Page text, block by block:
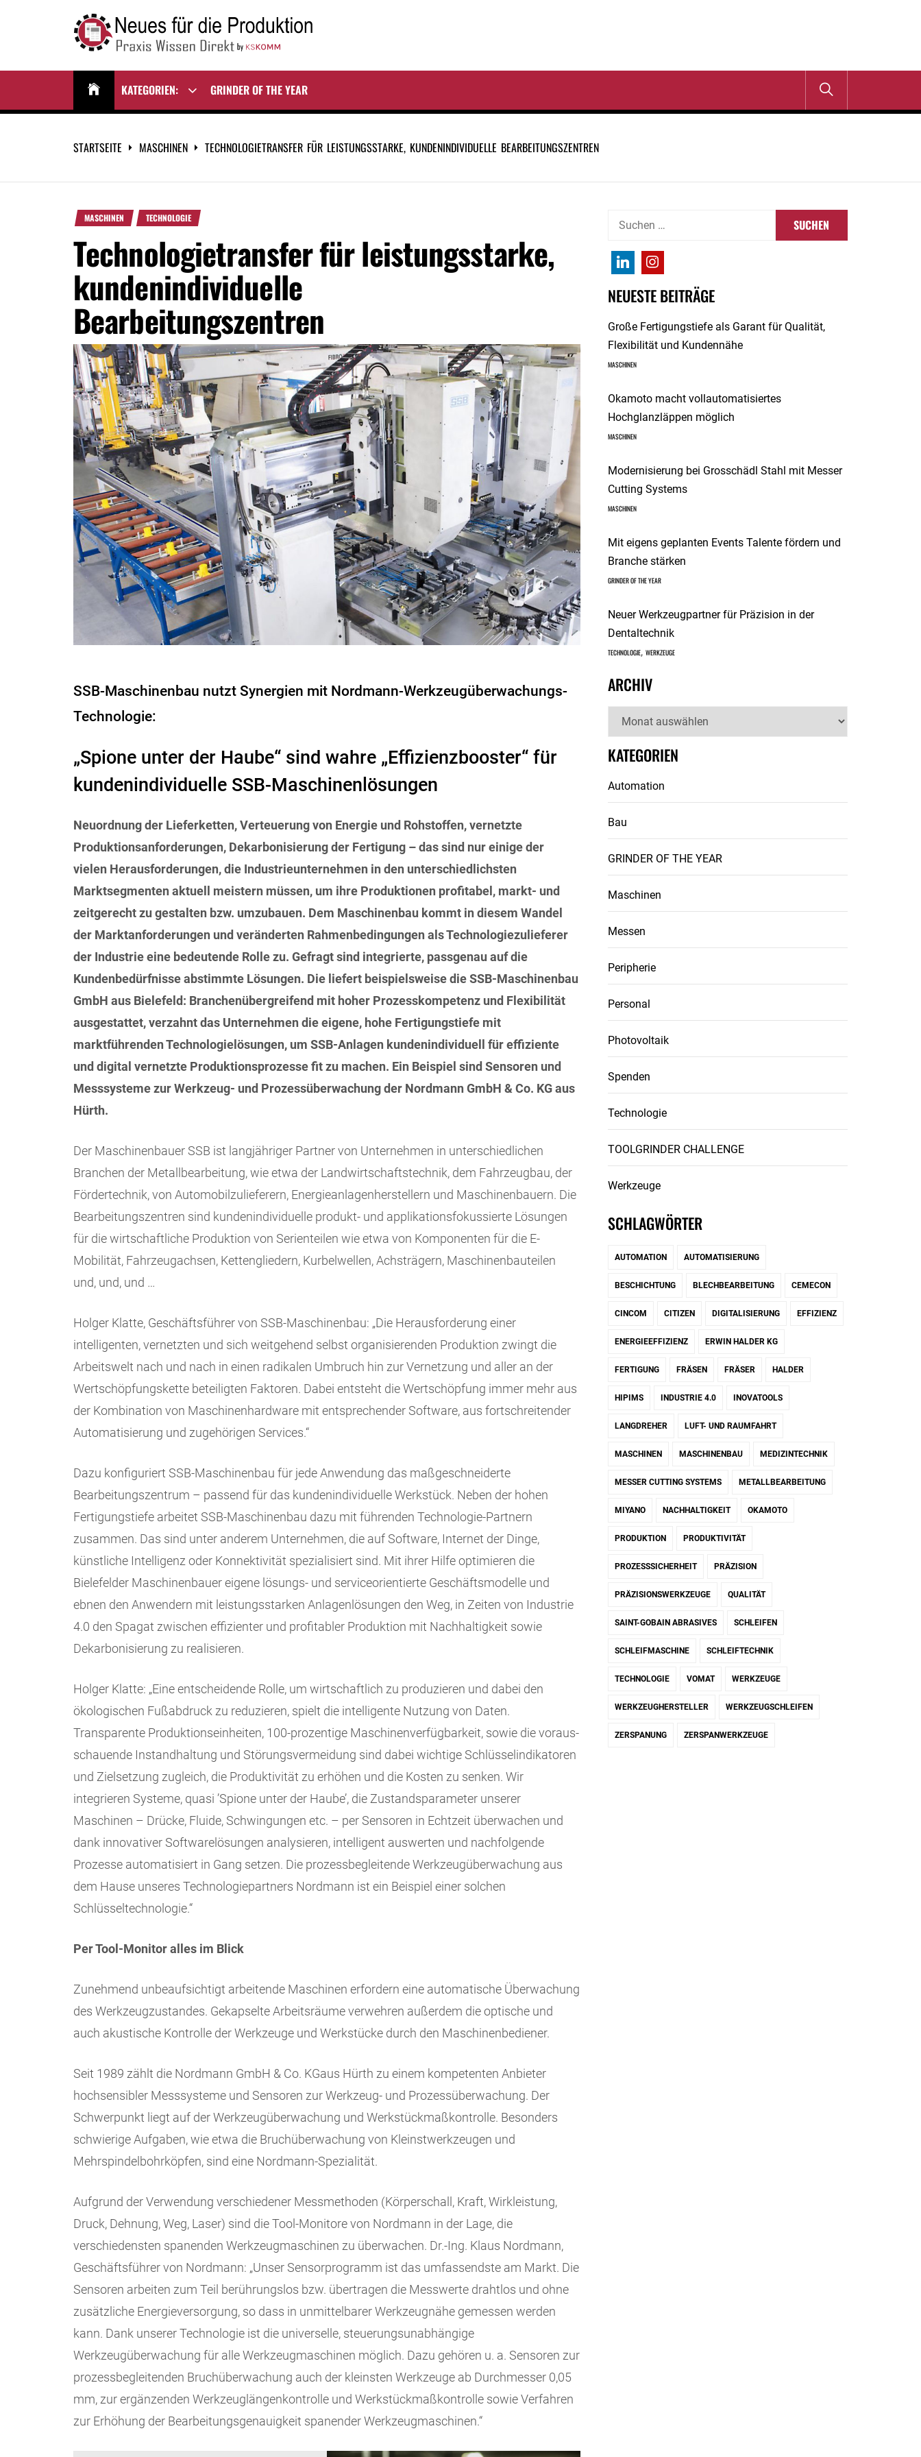
NEUES FÜR DIE
PRODUKTION
KATEGORIEN:
Show
menu
GRINDER OF THE YEAR
STARTSEITE MASCHINEN TECHNOLOGIETRANSFER FÜR LEISTUNGSSTARKE, KUNDENINDIVIDUELLE BEARBEITUNGSZENTREN
MASCHINEN TECHNOLOGIE
Technologietransfer für leistungsstarke,
kundenindividuelle
Bearbeitungszentren
SSB-Maschinenbau nutzt Synergien mit Nordmann-Werkzeugüberwachungs-
Technologie:
„Spione unter der Haube“ sind wahre „Effizienzbooster“ für
kundenindividuelle SSB-Maschinenlösungen
Neuordnung der Lieferketten, Verteuerung von Energie und Rohstoffen, vernetzte
Produktionsanforderungen, Dekarbonisierung der Fertigung –das sind nur einige der
vielen Herausforderungen, die Industrieunternehmen in den unterschiedlichsten
Marktsegmenten aktuell meistern müssen, um ihre Produktionen profitabel, markt- und
zeitgerecht zu gestalten bzw. umzubauen. Dem Maschinenbau kommt in diesem Wandel
der Marktanforderungen und veränderten Rahmenbedingungen als Technologiezulieferer
der Industrie eine bedeutende Rolle zu. Gefragt sind integrierte, passgenau auf die
Kundenbedürfnisse abstimmte Lösungen. Die liefert beispielsweise die SSB-Maschinenbau
GmbH aus Bielefeld: Branchenübergreifend mit hoher Prozesskompetenz und Flexibilität
ausgestattet, verzahnt das Unternehmen die eigene, hohe Fertigungstiefe mit
marktführenden Technologielösungen, um SSB-Anlagen kundenindividuell für effiziente
und digital vernetzte Produktionsprozesse fit zu machen. Ein Beispiel sind Sensoren und
Messsysteme zur Werkzeug- und Prozessüberwachung der Nordmann GmbH & Co. KG aus
Hürth.
Der Maschinenbauer SSB ist langjähriger Partner von Unternehmen in unterschiedlichen
Branchen der Metallbearbeitung, wie etwa der Landwirtschaftstechnik, dem Fahrzeugbau, der
Fördertechnik, von Automobilzulieferern, Energieanlagenherstellern und Maschinenbauern. Die
Bearbeitungszentren sind kundenindividuelle produkt- und applikationsfokussierte Lösungen
für die wirtschaftliche Produktion von Serienteilen wie etwa von Komponenten für die E-
Mobilität, Fahrzeugachsen, Kettengliedern, Kurbelwellen, Achsträgern, Maschinenbauteilen
und, und, und …
Holger Klatte, Geschäftsführer von SSB-Maschinenbau: „Die Herausforderung einer
intelligenten, vernetzten und sich weitgehend selbst organisierenden Produktion zwingt die
Arbeitswelt nach und nach in einen radikalen Umbruch hin zur Vernetzung und aller an der
Wertschöpfungskette beteiligten Faktoren. Dabei entsteht die Wertschöpfung immer mehr aus
der Kombination von Maschinenhardware mit entsprechender Software, aus fortschreitender
Automatisierung und zugehörigen Services.“
Dazu konfiguriert SSB-Maschinenbau für jede Anwendung das maßgeschneiderte
Bearbeitungszentrum – passend für das kundenindividuelle Werkstück. Neben der hohen
Fertigungstiefe arbeitet SSB-Maschinenbau dazu mit führenden Technologie-Partnern
zusammen. Das sind unter anderem Unternehmen, die auf Software, Internet der Dinge,
künstliche Intelligenz oder Konnektivität spezialisiert sind. Mit ihrer Hilfe optimieren die
Bielefelder Maschinenbauer eigene lösungs- und serviceorientierte Geschäftsmodelle und
ebnen den Anwendern mit leistungsstarken Anlagenlösungen den Weg, in Zeiten von Industrie
4.0 den Spagat zwischen effizienter und profitabler Produktion mit Nachhaltigkeit sowie
Dekarbonisierung zu realisieren.
Holger Klatte: „Eine entscheidende Rolle, um wirtschaftlich zu produzieren und dabei den
ökologischen Fußabdruck zu reduzieren, spielt die intelligente Nutzung von Daten.
Transparente Produktionseinhei­ten, 100-prozentige Maschinenverfügbarkeit, sowie die voraus­
schauende Instandhaltung und Störungsvermeidung sind dabei wichtige Schlüsselindikatoren
und Zielsetzung zugleich, die Produktivität zu erhöhen und die Kosten zu senken. Wir
integrieren Systeme, quasi ’Spione unter der Haube’, die Zustandsparameter unserer
Maschinen – Drücke, Fluide, Schwingungen etc. – per Sensoren in Echtzeit überwachen und
dank innovativer Softwarelösungen analysieren, intelligent auswerten und nachfolgende
Prozesse automatisiert in Gang setzen. Die prozessbegleitende Werkzeugüberwachung aus
dem Hause unseres Technologiepartners Nordmann ist ein Beispiel einer solchen
Schlüsseltechnologie.“
Per Tool-Monitor alles im Blick
Zunehmend unbeaufsichtigt arbeitende Maschinen erfordern eine automatische Überwachung
des Werkzeugzustandes. Gekapselte Arbeitsräume verwehren außerdem die optische und
auch akustische Kontrolle der Werkzeuge und Werkstücke durch den Maschinenbediener.
Seit 1989 zählt die Nordmann GmbH & Co. KGaus Hürth zu einem kompetenten Anbieter
hochsensibler Messsysteme und Sensoren zur Werkzeug- und Prozessüberwachung. Der
Schwerpunkt liegt auf der Werkzeugüberwachung und Werkstückmaßkontrolle. Besonders
schwierige Aufgaben, wie etwa die Bruchüberwachung von Kleinstwerkzeugen und
Mehrspindelbohrköpfen, sind eine Nordmann-Spezialität.
Aufgrund der Verwendung verschiedener Messmethoden (Körperschall, Kraft, Wirkleistung,
Druck, Dehnung, Weg, Laser) sind die Tool-Monitore von Nordmann in der Lage, die
verschiedensten spanenden Werkzeugmaschinen zu überwachen. Dr.-Ing. Klaus Nordmann,
Geschäftsführer von Nordmann: „Unser Sensorprogramm ist das umfassendste am Markt. Die
Sensoren arbeiten zum Teil berührungslos bzw. übertragen die Messwerte drahtlos und ohne
zusätzliche Energieversorgung, so dass in unmittelbarer Werkzeugnähe gemessen werden
kann. Dank unserer Technologie ist die universelle, steuerungsunabhängige
Werkzeugüberwachung für alle Werkzeugmaschinen möglich. Dazu gehören u. a. Sensoren zur
prozessbegleitenden Bruchüberwachung auch der kleinsten Werkzeuge ab Durchmesser 0,05
mm, zur ergänzenden Werkzeuglängenkontrolle und Werkstückmaßkontrolle sowie Verfahren
zur Erhöhung der Bearbeitungsgenauigkeit spanender Werkzeugmaschinen.“
Suchen
NEUESTE BEITRÄGE
Große Fertigungstiefe als Garant für Qualität,
Flexibilität und Kundennähe
MASCHINEN
Okamoto macht vollautomatisiertes
Hochglanzläppen möglich
MASCHINEN
Modernisierung bei Grosschädl Stahl mit Messer
Cutting Systems
MASCHINEN
Mit eigens geplanten Events Talente fördern und
Branche stärken
GRINDER OF THE YEAR
Neuer Werkzeugpartner für Präzision in der
Dentaltechnik
TECHNOLOGIE, WERKZEUGE
ARCHIV
Archiv
KATEGORIEN
Automation
Bau
GRINDER OF THE YEAR
Maschinen
Messen
Peripherie
Personal
Photovoltaik
Spenden
Technologie
TOOLGRINDER CHALLENGE
Werkzeuge
SCHLAGWÖRTER
AUTOMATION AUTOMATISIERUNG
BESCHICHTUNG BLECHBEARBEITUNG CEMECON
CINCOM CITIZEN DIGITALISIERUNG EFFIZIENZ
ENERGIEEFFIZIENZ ERWIN HALDER KG
FERTIGUNG FRÄSEN FRÄSER HALDER
HIPIMS INDUSTRIE 4.0 INOVATOOLS
LANGDREHER LUFT- UND RAUMFAHRT
MASCHINEN MASCHINENBAU MEDIZINTECHNIK
MESSER CUTTING SYSTEMS METALLBEARBEITUNG
MIYANO NACHHALTIGKEIT OKAMOTO
PRODUKTION PRODUKTIVITÄT
PROZESSSICHERHEIT PRÄZISION
PRÄZISIONSWERKZEUGE QUALITÄT
SAINT-GOBAIN ABRASIVES SCHLEIFEN
SCHLEIFMASCHINE SCHLEIFTECHNIK
TECHNOLOGIE VOMAT WERKZEUGE
WERKZEUGHERSTELLER WERKZEUGSCHLEIFEN
ZERSPANUNG ZERSPANWERKZEUGE